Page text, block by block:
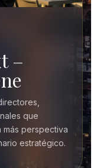
–
que
más perspectiva
estratégico.